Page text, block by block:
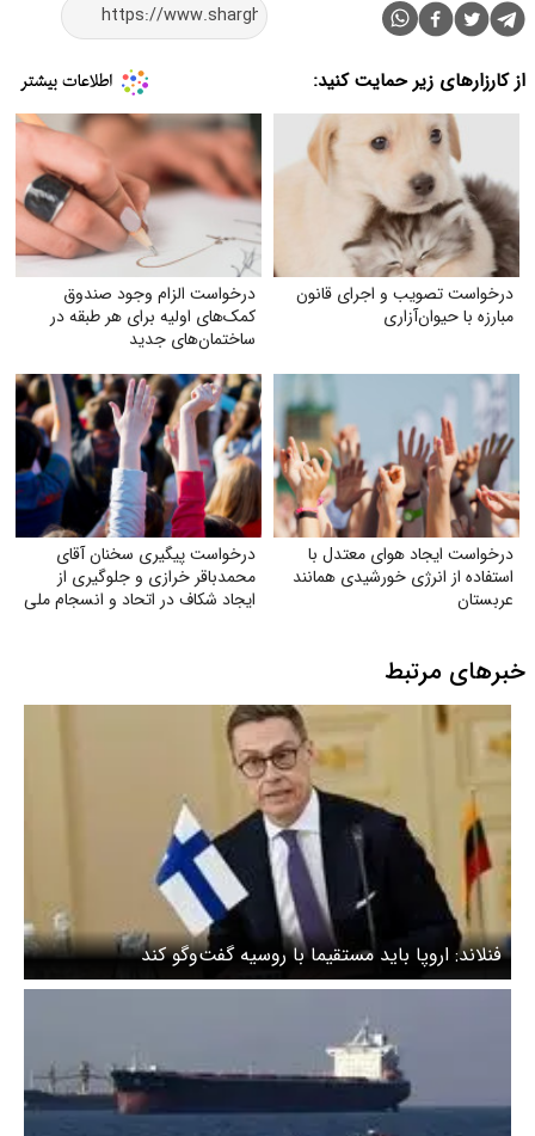
از کارزارهای زیر حمایت کنید:
درخواست تصویب و اجرای قانون
مبارزه با حیوان‌آزاری
درخواست الزام وجود صندوق
کمک‌های اولیه برای هر طبقه در
ساختمان‌های جدید
درخواست ایجاد هوای معتدل با
استفاده از انرژی خورشیدی همانند
عربستان
درخواست پیگیری سخنان آقای
محمدباقر خرازی و جلوگیری از
ایجاد شکاف در اتحاد و انسجام ملی
خبرهای مرتبط
فنلاند: اروپا باید مستقیما با روسیه گفت‌وگو کند